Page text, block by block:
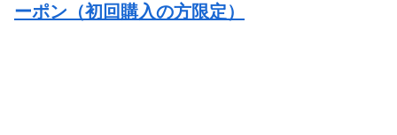
ーポン（初回購入の方限定）